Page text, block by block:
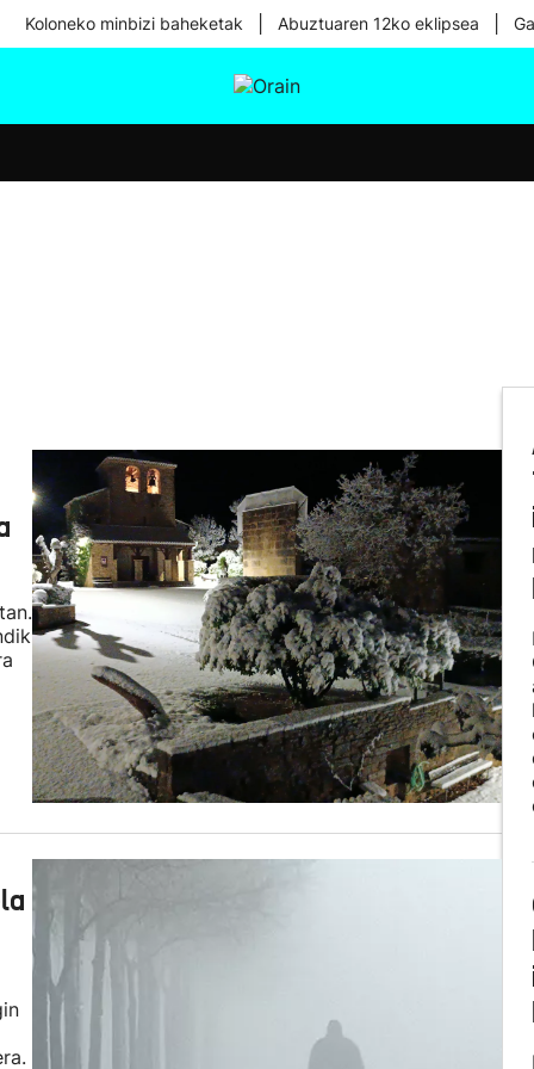
Koloneko minbizi baheketak Abuztuaren 12ko eklipsea